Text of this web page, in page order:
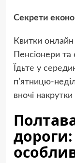
Секрети
Квитки
Пенсіонери
Їдьте у
п’ятницю-
вночі
дороги: